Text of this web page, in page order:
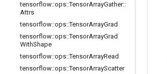
tensorflow::ops::TensorArrayGather::
Attrs
tensorflow::ops::TensorArrayGrad
tensorflow::ops::TensorArrayGrad
WithShape
tensorflow::ops::TensorArrayRead
tensorflow::ops::TensorArrayScatter